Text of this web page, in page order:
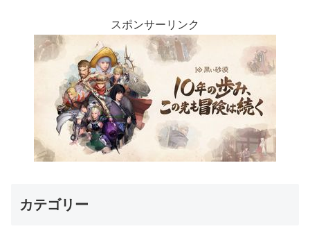
スポンサーリンク
カテゴリー